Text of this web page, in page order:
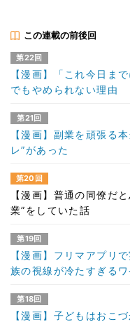
この連載の前後回
第22回
【漫画】「これ今日ま
でもやめられない理由
第21回
【漫画】副業を頑張る
レ”があった
第20回
【漫画】普通の同僚だ
業”をしていた話
第19回
【漫画】フリマアプリ
族の視線が冷たすぎるワ
第18回
【漫画】子どもはおこ